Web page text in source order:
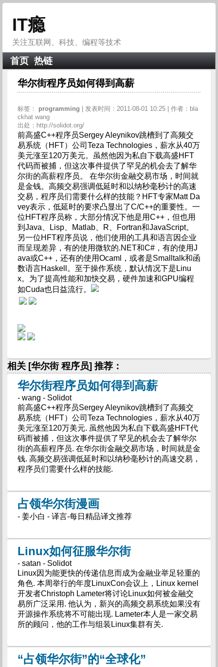
IT瘾
关注互联网、科技、编程等技术
首页 热链
华尔街程序员如何得到高薪
标签： programming
| 发表时间：2011-08-01 10:25 | 作者：bla
ckhat wang
出处：http://solidot.org/
前高盛C++程序员Sergey Aleynikov跳槽到了高频交
易系统（HFT）公司Teza Technologies，薪水从40万
美元涨至120万美元。虽然他因为私自下载高盛HFT
代码而被捕，但这次事件提供了罕见的机会去了解华
尔街的高薪程序员。 在华尔街金融交易市场，时间就
是金钱。高频交易强调低延时和以纳秒毫秒计的高速
交易，程序员们需要什么样的技能？HFT专家Matt Da
vey表示，低延时的要求凸显出了C/C++的重要性。一
位HFT程序员称，大部分情况下他是用C++，但也用
到Java、Lisp、Matlab、R、Fortran和JavaScript。
另一位HFT程序员说，他们使用的工具和语言因企业
而呈现差异，有的使用微软的.NET和C#，有的使用J
ava或C++，还有的使用Ocaml，或者是Smalltalk和函
数语言Haskell。至于操作系统，默认情况下是Linu
x。为了提高性能和加快交易，硬件加速和GPU编程
如Cuda也日益流行。
相关 [华尔街 程序员] 推荐：
华尔街程序员如何得到高薪
- wang - Solidot
前高盛C++程序员Sergey Aleynikov跳槽到了高频交
易系统（HFT）公司Teza Technologies，薪水从40万
美元涨至120万美元. 虽然他因为私自下载高盛HFT代
码而被捕，但这次事件提供了罕见的机会去了解华尔
街的高薪程序员. 在华尔街金融交易市场，时间就是金
钱. 高频交易强调低延时和以纳秒毫秒计的高速交易，
程序员们需要什么样的技能.
占领华尔街漫画
- 姜小白 - 译言-每日精品译文推荐
Linux如何征服华尔街
- satan - Solidot
Linux因为能更快的传递信息而成为金融业举足轻重的
角色. 本周举行的年度LinuxCon会议上，Linux kernel
开发者Christoph Lameter将讨论Linux如何被金融交
易所广泛采用. 他认为，新兴的高频交易系统如果没有
开源操作系统将不可能出现. Lameter本人是一家交易
所的顾问，他的工作与组装Linux集群有关.
“占领华尔街”的“全球化”